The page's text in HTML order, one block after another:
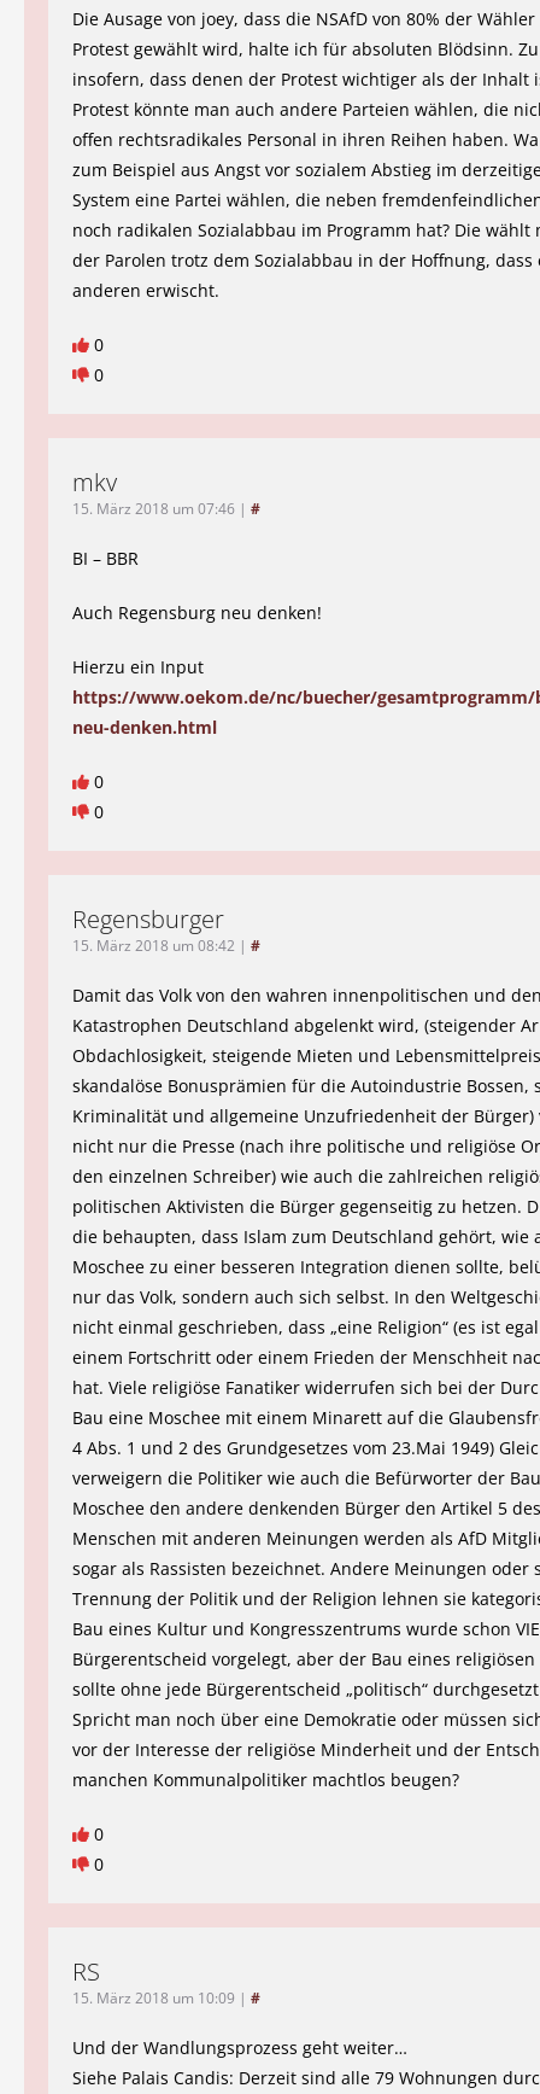
Die Ausage von joey, dass die NSAfD von 80% der
Protest gewählt wird, halte ich für absoluten Blödsinn.
insofern, dass denen der Protest wichtiger als der Inhalt
Protest könnte man auch andere Parteien wählen, die
offen rechtsradikales Personal in ihren Reihen haben.
zum Beispiel aus Angst vor sozialem Abstieg im
System eine Partei wählen, die neben
noch radikalen Sozialabbau im Programm hat? Die wählt
der Parolen trotz dem Sozialabbau in der Hoffnung, dass
anderen erwischt.
0
0
mkv
15. März 2018 um 07:46 | #
BI – BBR
Auch Regensburg neu denken!
Hierzu ein Input
https://www.oekom.de/nc/buecher/gesamtprogramm/
neu-denken.html
0
0
Regensburger
15. März 2018 um 08:42 | #
Damit das Volk von den wahren innenpolitischen und
Katastrophen Deutschland abgelenkt wird, (steigender
Obdachlosigkeit, steigende Mieten und
skandalöse Bonusprämien für die Autoindustrie Bossen,
Kriminalität und allgemeine Unzufriedenheit der Bürger)
nicht nur die Presse (nach ihre politische und religiöse
den einzelnen Schreiber) wie auch die zahlreichen
politischen Aktivisten die Bürger gegenseitig zu hetzen.
die behaupten, dass Islam zum Deutschland gehört, wie
Moschee zu einer besseren Integration dienen sollte,
nur das Volk, sondern auch sich selbst. In den
nicht einmal geschrieben, dass „eine Religion“ (es ist
einem Fortschritt oder einem Frieden der Menschheit
hat. Viele religiöse Fanatiker widerrufen sich bei der
Bau eine Moschee mit einem Minarett auf die
4 Abs. 1 und 2 des Grundgesetzes vom 23.Mai 1949)
verweigern die Politiker wie auch die Befürworter der
Moschee den andere denkenden Bürger den Artikel 5
Menschen mit anderen Meinungen werden als AfD
sogar als Rassisten bezeichnet. Andere Meinungen oder
Trennung der Politik und der Religion lehnen sie
Bau eines Kultur und Kongresszentrums wurde schon
Bürgerentscheid vorgelegt, aber der Bau eines religiösen
sollte ohne jede Bürgerentscheid „politisch“
Spricht man noch über eine Demokratie oder müssen
vor der Interesse der religiöse Minderheit und der
manchen Kommunalpolitiker machtlos beugen?
0
0
RS
15. März 2018 um 10:09 | #
Und der Wandlungsprozess geht weiter…
Siehe Palais Candis: Derzeit sind alle 79 Wohnungen